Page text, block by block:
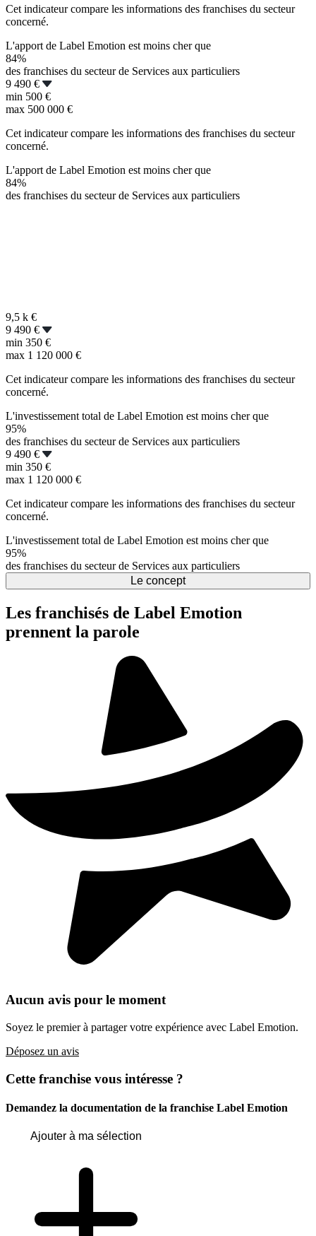
Cet indicateur compare les informations des franchises du secteur
concerné.
L'apport de Label Emotion est moins cher que
84%
des franchises du secteur de Services aux particuliers
9 490 €
min 500 €
max 500 000 €
Cet indicateur compare les informations des franchises du secteur
concerné.
L'apport de Label Emotion est moins cher que
84%
des franchises du secteur de Services aux particuliers
9,5 k €
9 490 €
min 350 €
max 1 120 000 €
Cet indicateur compare les informations des franchises du secteur
concerné.
L'investissement total de Label Emotion est moins cher que
95%
des franchises du secteur de Services aux particuliers
9 490 €
min 350 €
max 1 120 000 €
Cet indicateur compare les informations des franchises du secteur
concerné.
L'investissement total de Label Emotion est moins cher que
95%
des franchises du secteur de Services aux particuliers
Le concept
Les franchisés de Label Emotion
prennent la parole
Aucun avis pour le moment
Soyez le premier à partager votre expérience avec Label Emotion.
Déposez un avis
Cette franchise vous intéresse ?
Demandez la documentation de la franchise Label Emotion
Ajouter à ma sélection